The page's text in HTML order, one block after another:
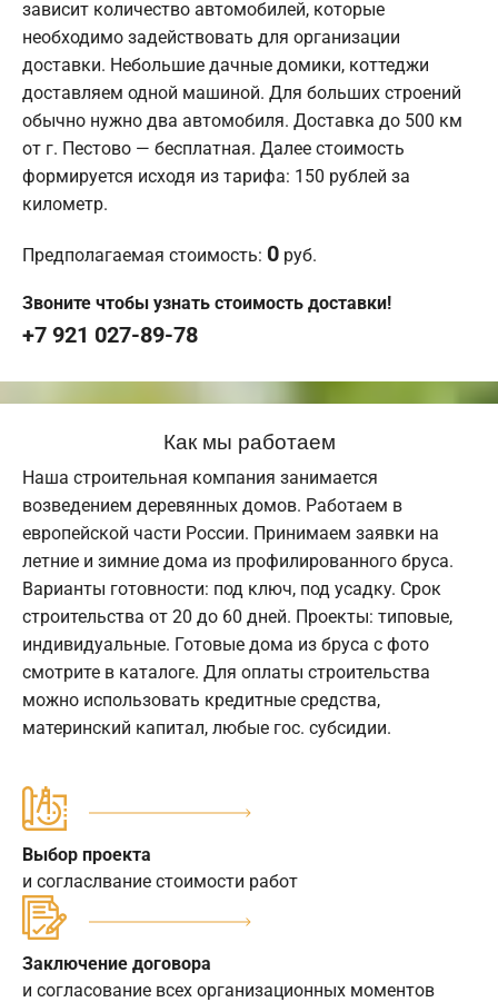
зависит количество автомобилей, которые
необходимо задействовать для организации
доставки. Небольшие дачные домики, коттеджи
доставляем одной машиной. Для больших строений
обычно нужно два автомобиля. Доставка до 500 км
от г. Пестово — бесплатная. Далее стоимость
формируется исходя из тарифа: 150 рублей за
километр.
Предполагаемая стоимость: 0 руб.
Звоните чтобы узнать стоимость доставки!
+7 921 027-89-78
Как мы работаем
Наша строительная компания занимается
возведением деревянных домов. Работаем в
европейской части России. Принимаем заявки на
летние и зимние дома из профилированного бруса.
Варианты готовности: под ключ, под усадку. Срок
строительства от 20 до 60 дней. Проекты: типовые,
индивидуальные. Готовые дома из бруса с фото
смотрите в каталоге. Для оплаты строительства
можно использовать кредитные средства,
материнский капитал, любые гос. субсидии.
Выбор проекта
и согласлвание стоимости работ
Заключение договора
и согласование всех организационных моментов